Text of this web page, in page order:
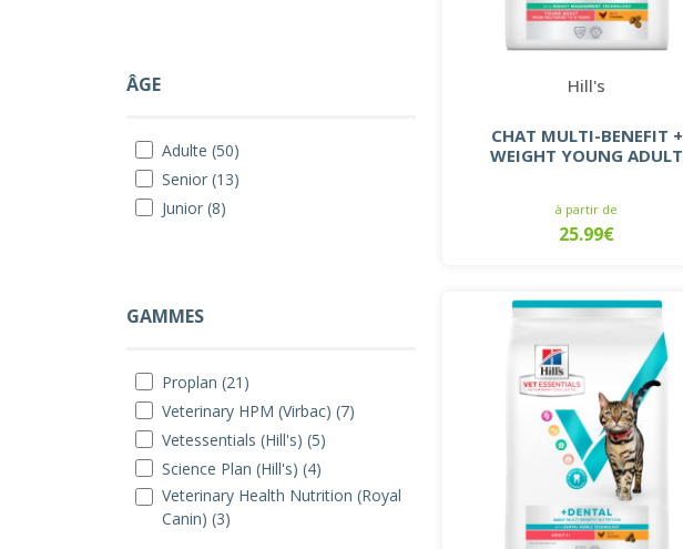
ÂGE
Adulte (50)
Senior (13)
Junior (8)
GAMMES
Proplan (21)
Veterinary HPM (Virbac) (7)
Vetessentials (Hill's) (5)
Science Plan (Hill's) (4)
Veterinary Health Nutrition (Royal
Canin) (3)
Hill's
CHAT MULTI-BENEFIT +
WEIGHT YOUNG ADULT
à partir de
25.99€